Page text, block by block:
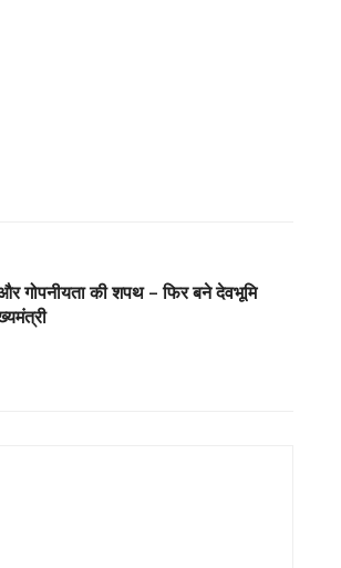
गोपनीयता की शपथ – फिर बने देवभूमि